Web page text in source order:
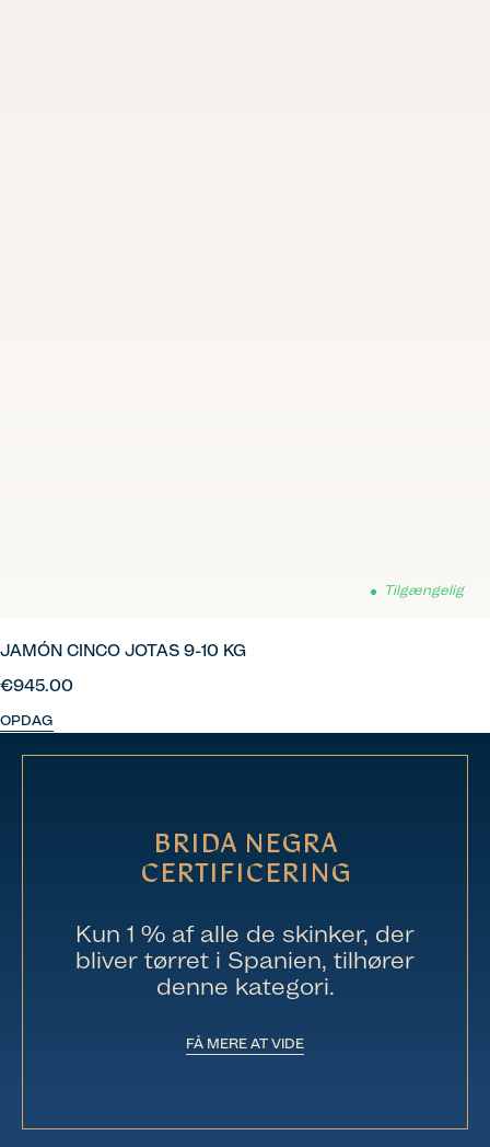
Tilgængelig
JAMÓN CINCO JOTAS 9-10 KG
€945.00
OPDAG
BRIDA NEGRA
CERTIFICERING
Kun 1 % af alle de skinker, der
bliver tørret i Spanien, tilhører
denne kategori.
FÅ MERE AT VIDE